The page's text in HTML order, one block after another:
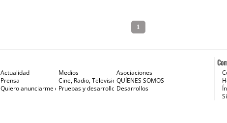
1
Actualidad Medios
Asociaciones
Prensa Cine, Radio, Televisión e Internet
QUÍENES SOMOS
Quiero anunciarme en Gaceta de Prensa
Pruebas y desarrollosDesarrollos